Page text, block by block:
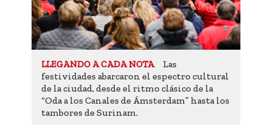
LLEGANDO A CADA NOTA
Las
festividades abarcaron el espectro cultural
de la ciudad, desde el ritmo clásico de la
“Oda a los Canales de Ámsterdam” hasta los
tambores de Surinam.